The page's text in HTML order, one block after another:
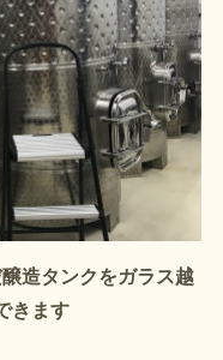
造タンクをガラス越
きます